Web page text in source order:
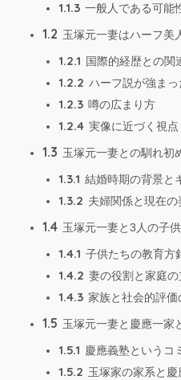
1.1.3 一般人である可能
1.2 玉塚元一妻はハーフ美
1.2.1 国際的経歴との関
1.2.2 ハーフ説が強まっ
1.2.3 噂の広まり方
1.2.4 実像に近づく視点
1.3 玉塚元一妻との馴れ初
1.3.1 結婚時期の背景と
1.3.2 夫婦関係と現在の
1.4 玉塚元一妻と3人の子
1.4.1 子供たちの教育方
1.4.2 妻の役割と家庭の
1.4.3 家族と社会的評価
1.5 玉塚元一妻と慶應一家
1.5.1 慶應義塾というコ
1.5.2 玉塚家の家系と慶